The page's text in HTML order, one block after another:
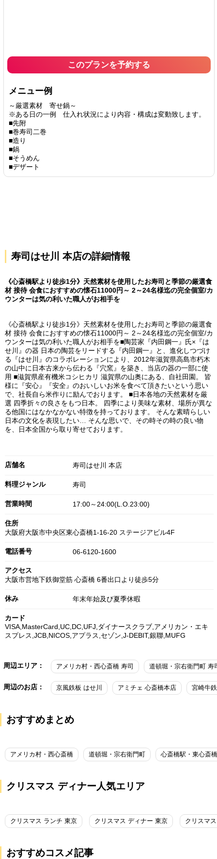
このプランを予約する
メニュー例
～厳選素材 寄せ鍋～
※ある日の一例 仕入れ状況により内容・構成は変動致します。
■先附
■巻寿司二巻
■造り
■鍋
■そうめん
■デザート
寿司はせ川 本店の詳細情報
《心斎橋駅より徒歩1分》天然素材を使用したお寿司と季節の厳選食
材 接待 会食におすすめの懐石11000円～ 2～24名様迄の完全個室/カ
ウンターは気の利いた職人がお相手を
《心斎橋駅より徒歩1分》天然素材を使用したお寿司と季節の厳選食
材 接待 会食におすすめの懐石11000円～ 2～24名様迄の完全個室/カ
ウンターは気の利いた職人がお相手を■陶芸家『内田鋼一』氏×『は
せ川』の器 日本の陶芸をリードする『内田鋼一』と、進化しつづけ
る『はせ川』のコラボレーションにより、2012年滋賀県高島市朽木
の山中に日本古来から伝わる『穴窯』を築き、当店の器の一部に使
用 ■滋賀県産有機米コシヒカリ 滋賀県の山奥にある、自社田園。 皆
様に『安心』『安全』のおいしいお米を食べて頂きたいという思い
で、社長自ら米作りに励んでおります。 ■日本各地の天然素材を厳
選 四季折々の良さをもつ日本。 四季により美味な素材、場所が異な
る他国にはなかなかない特徴を持っております。 そんな素晴らしい
日本の文化を表現したい… そんな思いで、その時その時の良い物
を、日本全国から取り寄せております。
店舗名 寿司はせ川 本店
料理ジャンル 寿司
営業時間 17:00～24:00(L.O.23:00)
住所
大阪府大阪市中央区東心斎橋1-16-20 ステージアビル4F
電話番号 06-6120-1600
アクセス
大阪市営地下鉄御堂筋 心斎橋 6番出口より徒歩5分
休み 年末年始及び夏季休暇
カード
VISA,MasterCard,UC,DC,UFJ,ダイナースクラブ,アメリカン・エキ
スプレス,JCB,NICOS,アプラス,セゾン,J-DEBIT,銀聯,MUFG
周辺エリア： アメリカ村・西心斎橋 寿司 道頓堀・宗右衛門町 寿
周辺のお店： 京風鉄板 はせ川 アミチェ 心斎橋本店 宮崎牛
おすすめまとめ
アメリカ村・西心斎橋 道頓堀・宗右衛門町 心斎橋駅・東心斎橋
クリスマス ディナー人気エリア
クリスマス ランチ 東京 クリスマス ディナー 東京 クリスマ
おすすめコスメ記事